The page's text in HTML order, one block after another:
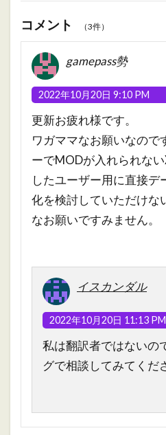
コメント （3件）
gamepass勢
2022年10月20日 9:10 PM
更新お疲れ様です。
ワガママなお願いなので
ーでMODが入れられない
したユーザー用に直接デ
化を検討していただけな
なお願いですみません。
イスカンダル
2022年10月20日 11:13 PM
私は翻訳者ではないの
グで相談してみてくだ